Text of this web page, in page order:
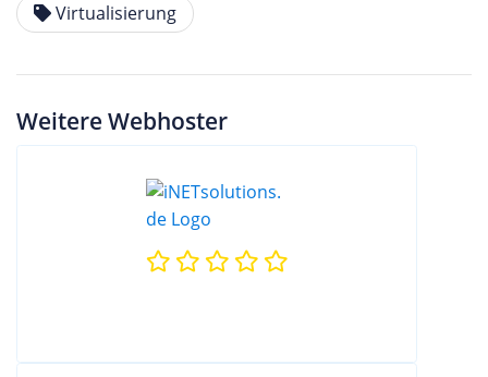
Virtualisierung
Weitere Webhoster